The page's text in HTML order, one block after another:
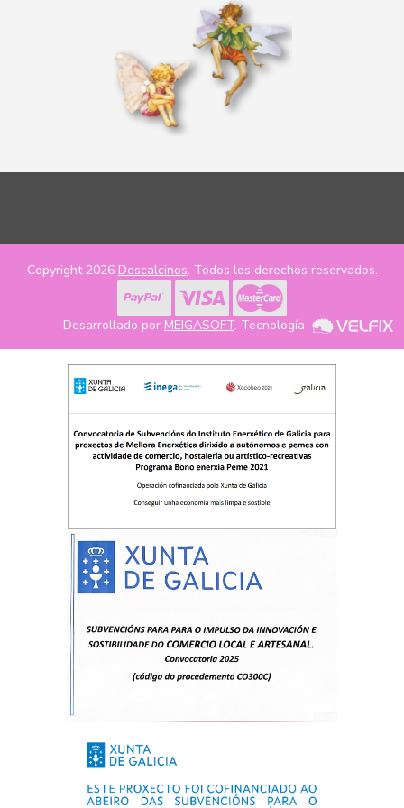
Copyright 2026 Descalcinos. Todos los derechos reservados.
Desarrollado por MEIGASOFT. Tecnología